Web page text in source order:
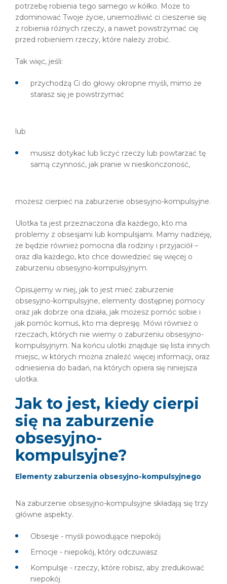
potrzebę robienia tego samego w kółko. Może to
zdominować Twoje życie, uniemożliwić ci cieszenie się
z robienia różnych rzeczy, a nawet powstrzymać cię
przed robieniem rzeczy, które należy zrobić.
Tak więc, jeśli:
przychodzą Ci do głowy okropne myśli, mimo że
starasz się je powstrzymać
lub
musisz dotykać lub liczyć rzeczy lub powtarzać tę
samą czynność, jak pranie w nieskończoność,
możesz cierpieć na zaburzenie obsesyjno-kompulsyjne.
Ulotka ta jest przeznaczona dla każdego, kto ma
problemy z obsesjami lub kompulsjami. Mamy nadzieję,
że będzie również pomocna dla rodziny i przyjaciół –
oraz dla każdego, kto chce dowiedzieć się więcej o
zaburzeniu obsesyjno-kompulsyjnym.
Opisujemy w niej, jak to jest mieć zaburzenie
obsesyjno-kompulsyjne, elementy dostępnej pomocy
oraz jak dobrze ona działa, jak możesz pomóc sobie i
jak pomóc komuś, kto ma depresję. Mówi również o
rzeczach, których nie wiemy o zaburzeniu obsesyjno-
kompulsyjnym. Na końcu ulotki znajduje się lista innych
miejsc, w których można znaleźć więcej informacji, oraz
odniesienia do badań, na których opiera się niniejsza
ulotka.
Jak to jest, kiedy cierpi
się na zaburzenie
obsesyjno-
kompulsyjne?
Elementy zaburzenia obsesyjno-kompulsyjnego
Na zaburzenie obsesyjno-kompulsyjne składają się trzy
główne aspekty.
Obsesje - myśli powodujące niepokój
Emocje - niepokój, który odczuwasz
Kompulsje - rzeczy, które robisz, aby zredukować
niepokój